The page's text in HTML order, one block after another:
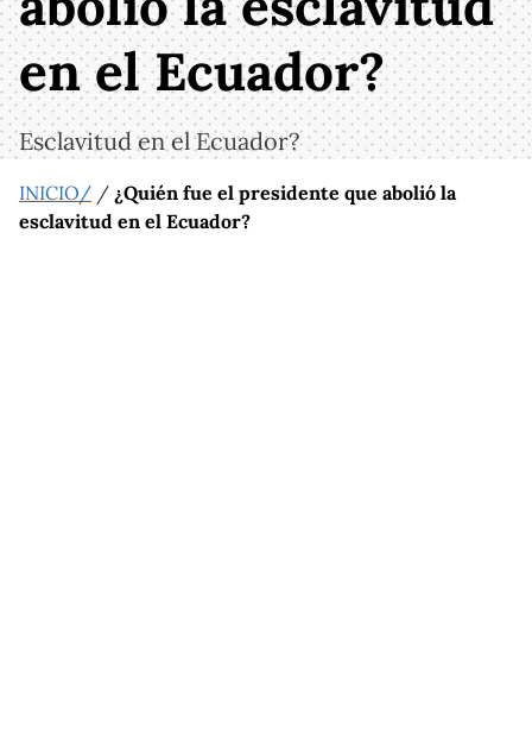
en el Ecuador?
Esclavitud en el Ecuador?
INICIO/ / ¿Quién fue el presidente que abolió la
esclavitud en el Ecuador?